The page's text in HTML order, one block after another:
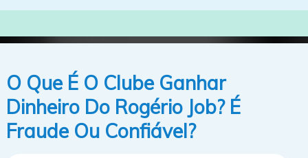
O Que É O Clube Ganhar
Dinheiro Do Rogério Job? É
Fraude Ou Confiável?